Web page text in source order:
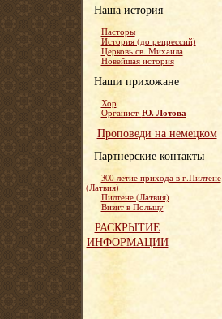
Наша история
Пасторы
История (до репрессий)
Церковь св. Михаила
Новейшая история
Наши прихожане
Хор
Органист Ю. Лотова
Проповеди на немецком
Партнерские контакты
300-летие прихода в г.Пилтене
(Латвия)
Пилтене (Латвия)
Визит в Польшу
РАСКРЫТИЕ
ИНФОРМАЦИИ